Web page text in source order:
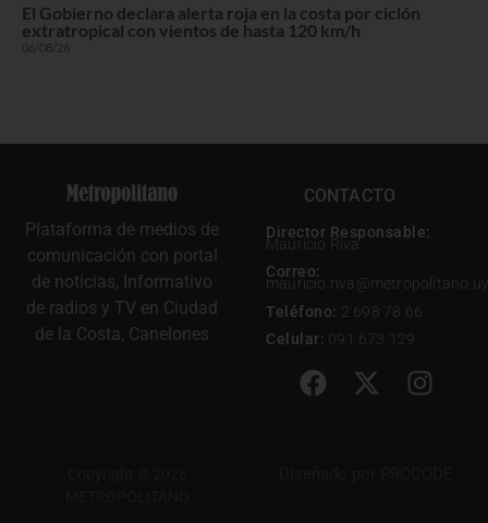
El Gobierno declara alerta roja en la costa por ciclón
extratropical con vientos de hasta 120 km/h
06/08/26
Plataforma de medios de
comunicación con portal
de noticias, Informativo
de radios y TV en Ciudad
de la Costa, Canelones
CONTACTO
Director Responsable:
Mauricio Riva
Correo:
mauricio.riva@metropolitano.uy
Teléfono: 2 698 78 66
Celular: 091 673 129